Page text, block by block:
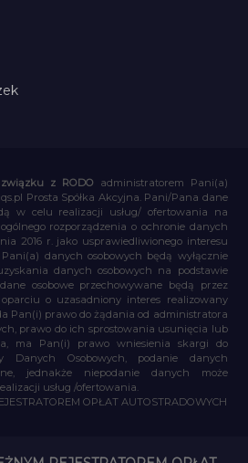
z RODO administratorem Pani(a)
Prosta Spółka Akcyjna. Pani/Pana dane
w celu realizacji usług/ ofertowania na
rozporządzenia o ochronie danych
2016 r. jako usprawiedliwionego interesu
danych osobowych będą wyłącznie
danych osobowych na podstawie
osobowe przechowywane będą przez
o uzasadniony interes realizowany
Pan(i) prawo do żądania od administratora
prawo do ich sprostowania usunięcia lub
ma Pan(i) prawo wniesienia skargi do
Danych Osobowych, podanie danych
jednakże niepodanie danych może
usług /ofertowania.
OPŁAT AUTOSTRADOWYCH